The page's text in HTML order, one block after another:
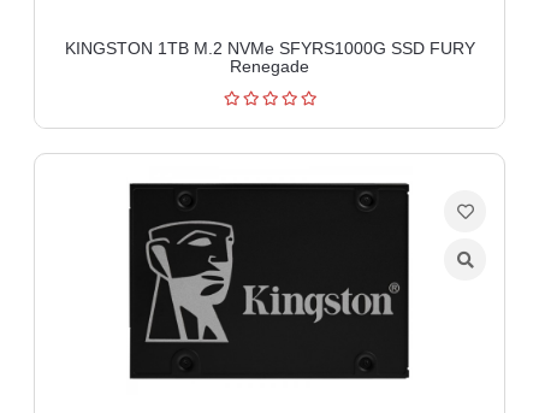
KINGSTON 1TB M.2 NVMe SFYRS1000G SSD FURY
Renegade